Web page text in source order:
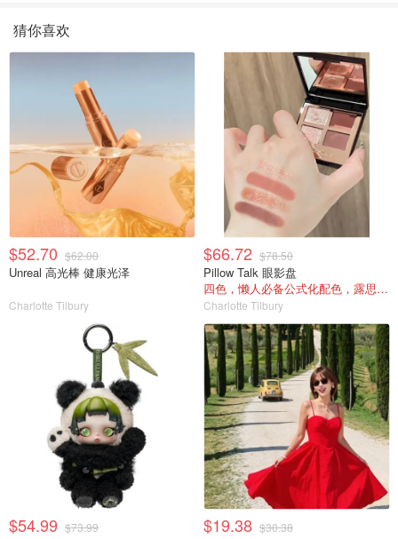
猜你喜欢
$52.70 $62.00
Unreal 高光棒 健康光泽
Charlotte Tilbury
$66.72 $78.50
Pillow Talk 眼影盘
四色，懒人必备公式化配色，露思超爱！
Charlotte Tilbury
$54.99 $73.99 $19.38 $30.38